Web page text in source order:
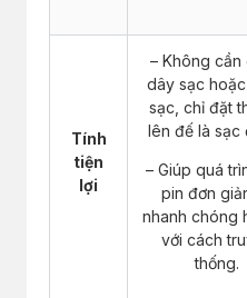
Tính
tiện
lợi
– Không cần
dây sạc
sạc, chỉ đặt
lên đế là sạc
– Giúp quá
pin đơn
nhanh chóng
với cách
thống.